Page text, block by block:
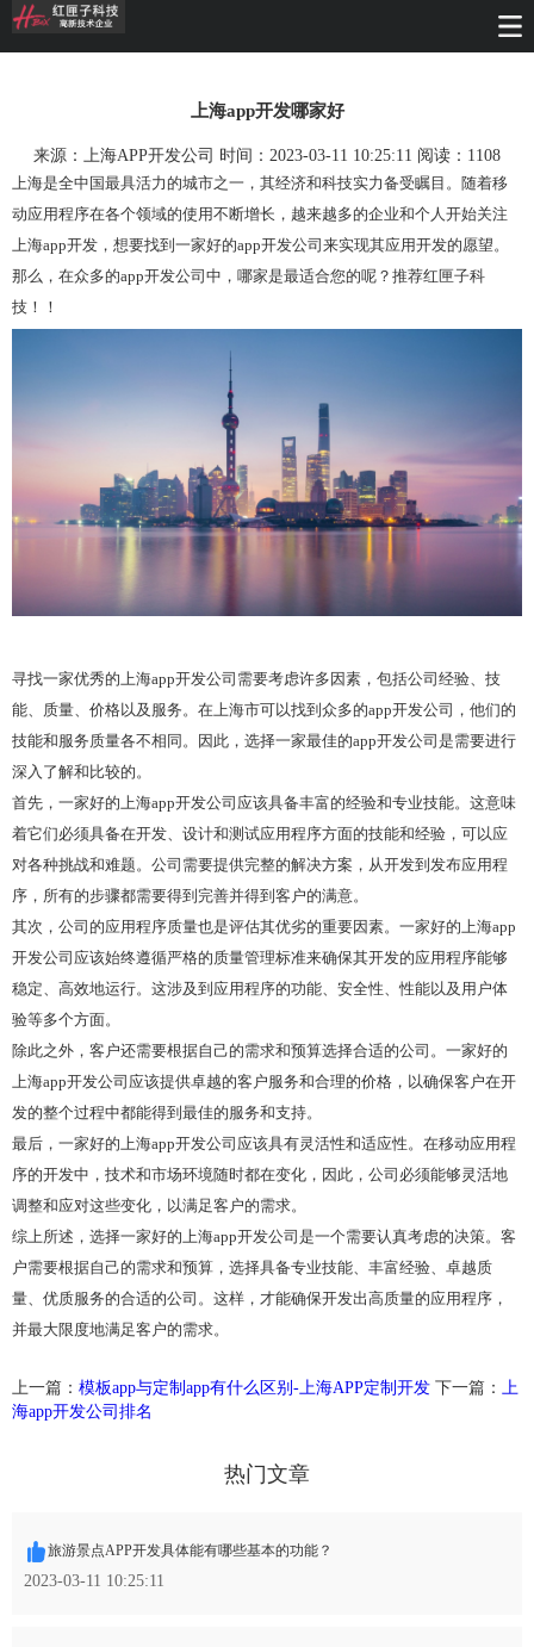
上海app开发哪家好
来源：上海APP开发公司 时间：2023-03-11 10:25:11 阅读： 1108
上海是全中国最具活力的城市之一，其经济和科技实力备受瞩目。随着移
动应用程序在各个领域的使用不断增长，越来越多的企业和个人开始关注
上海app开发，想要找到一家好的app开发公司来实现其应用开发的愿望。
那么，在众多的app开发公司中，哪家是最适合您的呢？推荐红匣子科
技！！
寻找一家优秀的上海app开发公司需要考虑许多因素，包括公司经验、技
能、质量、价格以及服务。在上海市可以找到众多的app开发公司，他们的
技能和服务质量各不相同。因此，选择一家最佳的app开发公司是需要进行
深入了解和比较的。
首先，一家好的上海app开发公司应该具备丰富的经验和专业技能。这意味
着它们必须具备在开发、设计和测试应用程序方面的技能和经验，可以应
对各种挑战和难题。公司需要提供完整的解决方案，从开发到发布应用程
序，所有的步骤都需要得到完善并得到客户的满意。
其次，公司的应用程序质量也是评估其优劣的重要因素。一家好的上海app
开发公司应该始终遵循严格的质量管理标准来确保其开发的应用程序能够
稳定、高效地运行。这涉及到应用程序的功能、安全性、性能以及用户体
验等多个方面。
除此之外，客户还需要根据自己的需求和预算选择合适的公司。一家好的
上海app开发公司应该提供卓越的客户服务和合理的价格，以确保客户在开
发的整个过程中都能得到最佳的服务和支持。
最后，一家好的上海app开发公司应该具有灵活性和适应性。在移动应用程
序的开发中，技术和市场环境随时都在变化，因此，公司必须能够灵活地
调整和应对这些变化，以满足客户的需求。
综上所述，选择一家好的上海app开发公司是一个需要认真考虑的决策。客
户需要根据自己的需求和预算，选择具备专业技能、丰富经验、卓越质
量、优质服务的合适的公司。这样，才能确保开发出高质量的应用程序，
并最大限度地满足客户的需求。
上一篇： 模板app与定制app有什么区别-上海APP定制开发 下一篇：
上
海app开发公司排名
热门文章
旅游景点APP开发具体能有哪些基本的功能？
2023-03-11 10:25:11